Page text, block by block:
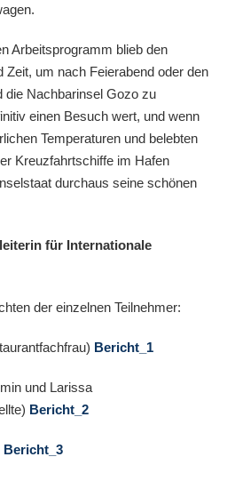
Arbeitsprogramm blieb den
Zeit, um nach Feierabend oder den
die Nachbarinsel Gozo zu
einen Besuch wert, und wenn
Temperaturen und belebten
Kreuzfahrtschiffe im Hafen
durchaus seine schönen
für Internationale
der einzelnen Teilnehmer:
Bericht_1
und Larissa
Bericht_2
Bericht_3